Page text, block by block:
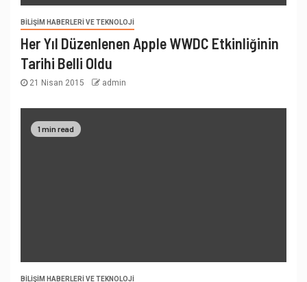
BILIŞIM HABERLERI VE TEKNOLOJI
Her Yıl Düzenlenen Apple WWDC Etkinliğinin
Tarihi Belli Oldu
21 Nisan 2015 admin
1 min read
BILIŞIM HABERLERI VE TEKNOLOJI